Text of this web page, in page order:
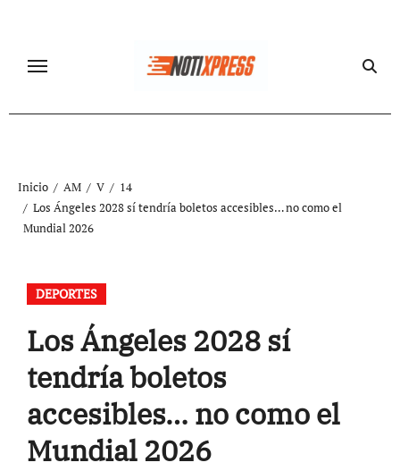
contenido
Inicio AM V
14
Los Ángeles 2028 sí tendría boletos accesibles… no como el
Mundial 2026
DEPORTES
Los Ángeles 2028 sí
tendría boletos
accesibles… no como el
Mundial 2026